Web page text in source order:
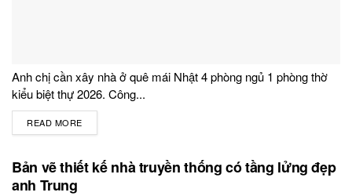
Anh chị cần xây nhà ở quê mái Nhật 4 phòng ngủ 1 phòng thờ
kiểu biệt thự 2026. Công...
READ MORE
Bản vẽ thiết kế nhà truyền thống có tầng lửng đẹp
anh Trung